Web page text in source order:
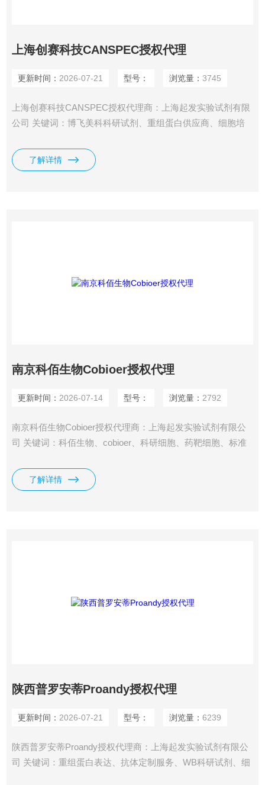
上海创赛科技CANSPEC授权代理
更新时间： 2026-07-21 型号： 浏览量： 3745
上海创赛科技CANSPEC授权代理商：上海起发实验试剂有限
公司 关键词：博飞美科科研试剂、重组蛋白供应商、细胞培
制、高校实验室合作、医药中间体供应商、高性价比科研产
品、类器官培养基质胶、3D细胞培养解决方案、肿瘤研究试
了解详情
南京科佰生物Cobioer授权代理
更新时间： 2026-07-14 型号： 浏览量： 2792
南京科佰生物Cobioer授权代理商：上海起发实验试剂有限公
司 关键词：科佰生物、cobioer、科研细胞、药靶细胞、标准
诊断
了解详情
陕西普罗安蒂Proandy授权代理
更新时间： 2026-07-21 型号： 浏览量： 6239
陕西普罗安蒂Proandy授权代理商：上海起发实验试剂有限公
司 关键词：重组蛋白表达、抗体定制服务、WB科研试剂、细